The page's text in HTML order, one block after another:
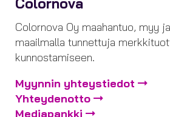
Colornova Oy maahantuo, myy
maailmalla tunnettuja
kunnostamiseen.
Myynnin yhteystiedot
Yhteydenotto
Mediapankki